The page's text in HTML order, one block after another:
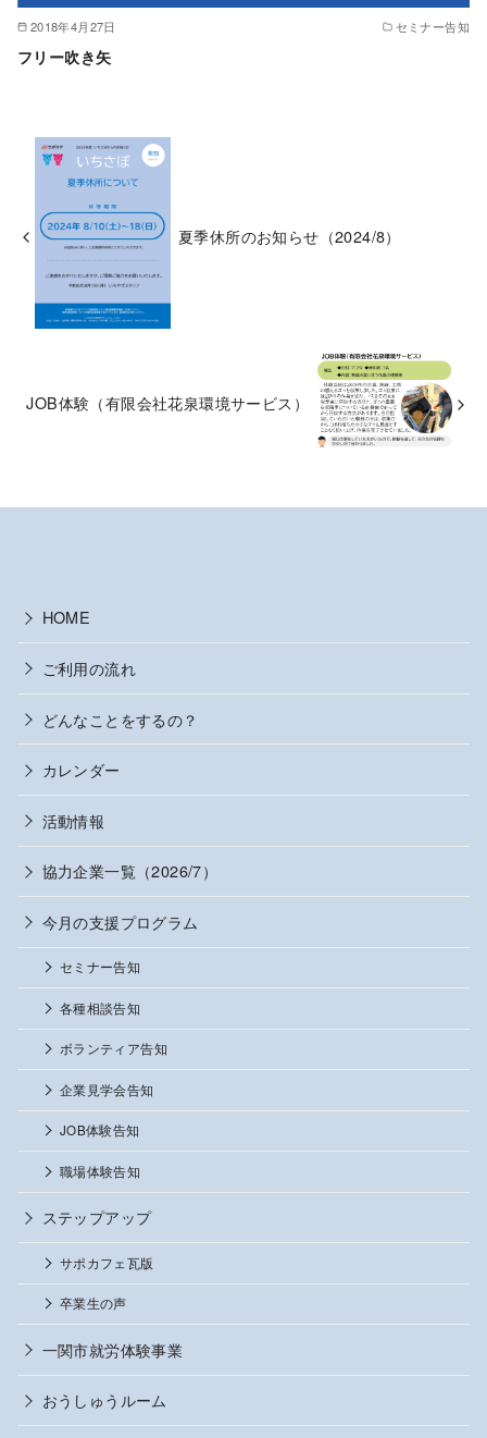
2018年4月27日 セミナー告知
フリー吹き矢
夏季休所のお知らせ（2024/8）
JOB体験（有限会社花泉環境サービス）
HOME
ご利用の流れ
どんなことをするの？
カレンダー
活動情報
協力企業一覧（2026/7）
今月の支援プログラム
セミナー告知
各種相談告知
ボランティア告知
企業見学会告知
JOB体験告知
職場体験告知
ステップアップ
サポカフェ瓦版
卒業生の声
一関市就労体験事業
おうしゅうルーム